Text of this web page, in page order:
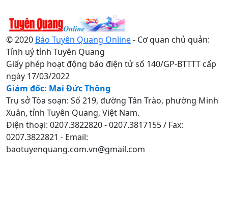
© 2020 Báo Tuyên Quang Online- Cơ quan chủ quản:
Tỉnh uỷ tỉnh Tuyên Quang
Giấy phép hoạt động báo điện tử số 140/GP-BTTTT cấp
ngày 17/03/2022
Giám đốc: Mai Đức Thông
Trụ sở Tòa soạn: Số 219, đường Tân Trào, phường Minh
Xuân, tỉnh Tuyên Quang, Việt Nam.
Điện thoại: 0207.3822820 - 0207.3817155 / Fax:
0207.3822821 - Email:
baotuyenquang.com.vn@gmail.com